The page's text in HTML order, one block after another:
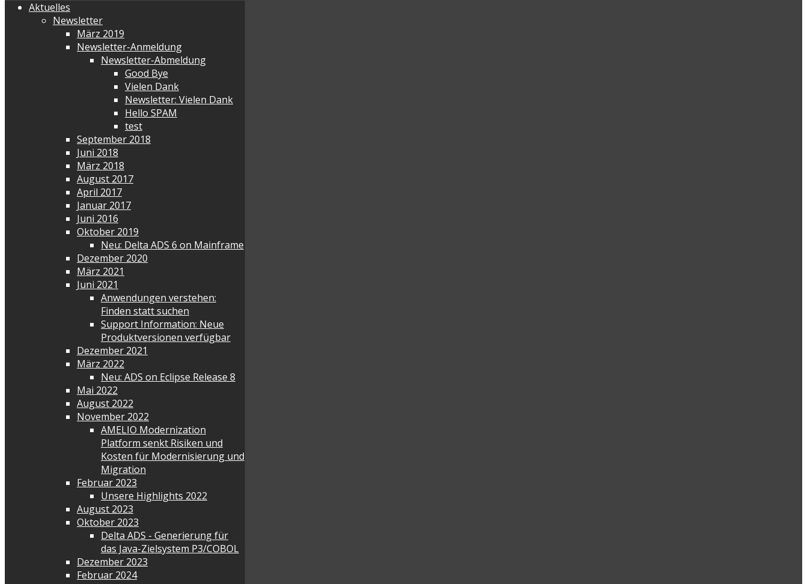
Aktuelles
Newsletter
März 2019
Newsletter-Anmeldung
Newsletter-Abmeldung
Good Bye
Vielen Dank
Newsletter: Vielen Dank
Hello SPAM
test
September 2018
Juni 2018
März 2018
August 2017
April 2017
Januar 2017
Juni 2016
Oktober 2019
Neu: Delta ADS 6 on Mainframe
Dezember 2020
März 2021
Juni 2021
Anwendungen verstehen:
Finden statt suchen
Support Information: Neue
Produktversionen verfügbar
Dezember 2021
März 2022
Neu: ADS on Eclipse Release 8
Mai 2022
August 2022
November 2022
AMELIO Modernization
Platform senkt Risiken und
Kosten für Modernisierung und
Migration
Februar 2023
Unsere Highlights 2022
August 2023
Oktober 2023
Delta ADS - Generierung für
das Java-Zielsystem P3/COBOL
Dezember 2023
Februar 2024